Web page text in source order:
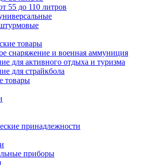
55 до 110 литров
товары
снаряжение и военная аммуниция
для активного отдыха и туризма
для страйкбола
товары
принадлежности
приборы